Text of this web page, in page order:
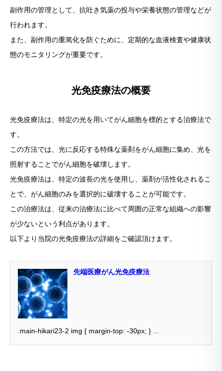
副作用の管理として、抗吐き気薬の投与や栄養状態の管理などが
行われます。
また、副作用の重篤化を防ぐために、定期的な血液検査や健康状
態のモニタリングが重要です。
光免疫療法の概要
光免疫療法は、特定の光を用いてがん細胞を標的とする治療法で
す。
この方法では、光に反応する特殊な薬剤をがん細胞に集め、光を
照射することでがん細胞を破壊します。
光免疫療法は、特定の波長の光を使用し、薬剤が活性化されるこ
とで、がん細胞のみを選択的に破壊することが可能です。
この治療法は、従来の治療法に比べて周囲の正常な組織への影響
が少ないという利点があります。
以下より当院の光免疫療法の詳細をご確認頂けます。
先端医療がん光免疫療法
.main-hikari23-2 img { margin-top: -30px; } ...